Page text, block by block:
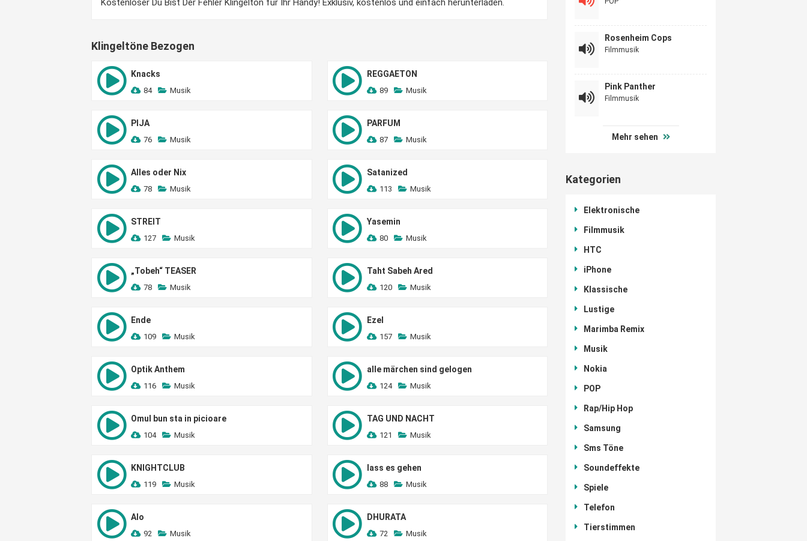
Kostenloser Du Bist Der Fehler Klingelton für Ihr Handy! Exklusiv, kostenlos und einfach herunterladen.
Klingeltöne Bezogen
Knacks
84 Musik
REGGAETON
89 Musik
PIJA
76 Musik
PARFUM
87 Musik
Alles oder Nix
78 Musik
Satanized
113 Musik
STREIT
127 Musik
Yasemin
80 Musik
„Tobeh“ TEASER
78 Musik
Taht Sabeh Ared
120 Musik
Ende
109 Musik
Ezel
157 Musik
Optik Anthem
116 Musik
alle märchen sind gelogen
124 Musik
Omul bun sta in picioare
104 Musik
TAG UND NACHT
121 Musik
KNIGHTCLUB
119 Musik
lass es gehen
88 Musik
Alo
92 Musik
DHURATA
72 Musik
Rosenheim Cops
Filmmusik
Pink Panther
Filmmusik
Mehr sehen
Kategorien
Elektronische
Filmmusik
HTC
iPhone
Klassische
Lustige
Marimba Remix
Musik
Nokia
POP
Rap/Hip Hop
Samsung
Sms Töne
Soundeffekte
Spiele
Telefon
Tierstimmen